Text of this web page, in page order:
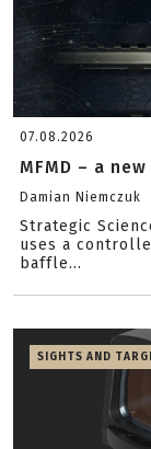
07.08.2026
MFMD – a
Damian Niemczuk
Strategic
uses a
baffle...
SIGHTS AND